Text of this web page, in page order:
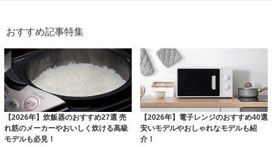
おすすめ記事特集
【2026年】炊飯器のおすすめ27選 売
れ筋のメーカーやおいしく炊ける高級
モデルも必見！
【2026年】電子レンジのおすすめ40選
安いモデルやおしゃれなモデルも紹
介！